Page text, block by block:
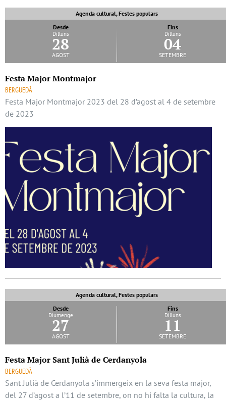
Agenda cultural, Festes populars
Desde
Dilluns
28
agost
Fins
Dilluns
04
setembre
Festa Major Montmajor
BERGUEDÀ
Festa Major Montmajor 2023 del 28 d’agost al 4 de setembre
de 2023
Agenda cultural, Festes populars
Desde
Diumenge
27
agost
Fins
Dilluns
11
setembre
Festa Major Sant Julià de Cerdanyola
BERGUEDÀ
Sant Julià de Cerdanyola s’immergeix en la seva festa major,
del 27 d’agost a l’11 de setembre, on no hi falta la cultura, la